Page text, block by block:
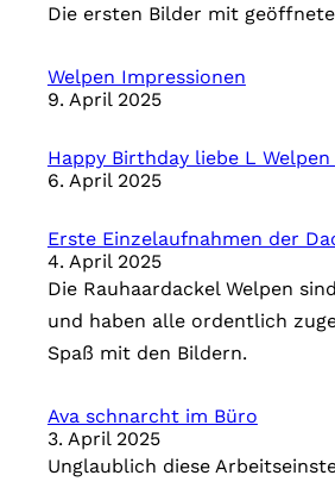
Die ersten Bilder mit
Welpen Impressionen
9. April 2025
Happy Birthday liebe L
6. April 2025
Erste Einzelaufnahmen der
4. April 2025
Die Rauhaardackel Welpen
und haben alle ordentlich
Spaß mit den Bildern.
Ava schnarcht im Büro
3. April 2025
Unglaublich diese